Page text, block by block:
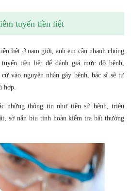
tuyến tiền liệt
liệt ở nam giới, anh em cần nhanh chóng
tiền liệt để đánh giá mức độ bệnh,
vào nguyên nhân gây bệnh, bác sĩ sẽ tư
hợp.
những thông tin như tiền sử bệnh, triệu
sờ nắn bìu tinh hoàn kiểm tra bất thường